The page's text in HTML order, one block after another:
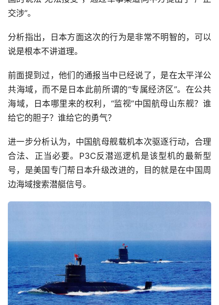
交涉”。
分析指出，日本方面这次的行为是非常不明智的，可以
说是根本不讲道理。
前面提到过，他们的通报当中已经说了，是在太平洋公
共海域，而不是日本此前所谓的“专属经济区”。在公共
海域，日本哪里来的权利，“监视”中国航母山东舰？谁
给它的胆子？谁给它的勇气？
进一步分析认为，中国航母舰载机本次驱逐行动，合理
合法、正当必要。P3C反潜巡逻机是该型机的最新型
号，是美国专门帮日本升级改进的，目的就是在中国周
边海域搜索潜艇信号。